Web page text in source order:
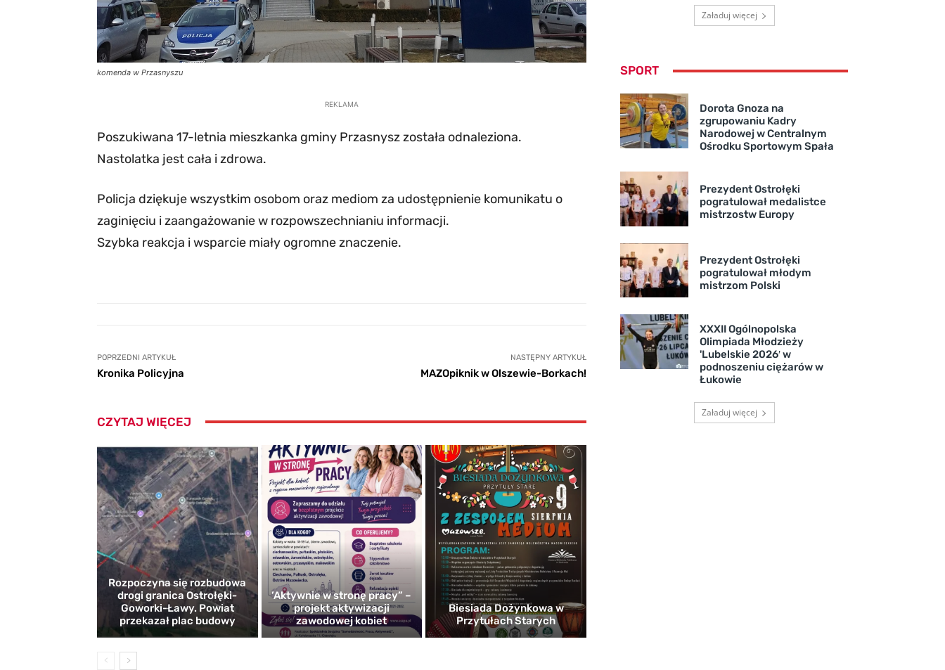
komenda w Przasnyszu
REKLAMA
Poszukiwana 17-letnia mieszkanka gminy Przasnysz została odnaleziona.
Nastolatka jest cała i zdrowa.
Policja dziękuje wszystkim osobom oraz mediom za udostępnienie komunikatu o
zaginięciu i zaangażowanie w rozpowszechnianiu informacji.
Szybka reakcja i wsparcie miały ogromne znaczenie.
POPRZEDNI ARTYKUŁ
Kronika Policyjna
NASTĘPNY ARTYKUŁ
MAZOpiknik w Olszewie-Borkach!
CZYTAJ WIĘCEJ
Rozpoczyna się rozbudowa
drogi granica Ostrołęki-
Goworki-Ławy. Powiat
przekazał plac budowy
’Aktywnie w stronę pracy” –
projekt aktywizacji
zawodowej kobiet
Biesiada Dożynkowa w
Przytułach Starych
Załaduj więcej
SPORT
Dorota Gnoza na
zgrupowaniu Kadry
Narodowej w Centralnym
Ośrodku Sportowym Spała
Prezydent Ostrołęki
pogratulował medalistce
mistrzostw Europy
Prezydent Ostrołęki
pogratulował młodym
mistrzom Polski
XXXII Ogólnopolska
Olimpiada Młodzieży
'Lubelskie 2026′ w
podnoszeniu ciężarów w
Łukowie
Załaduj więcej